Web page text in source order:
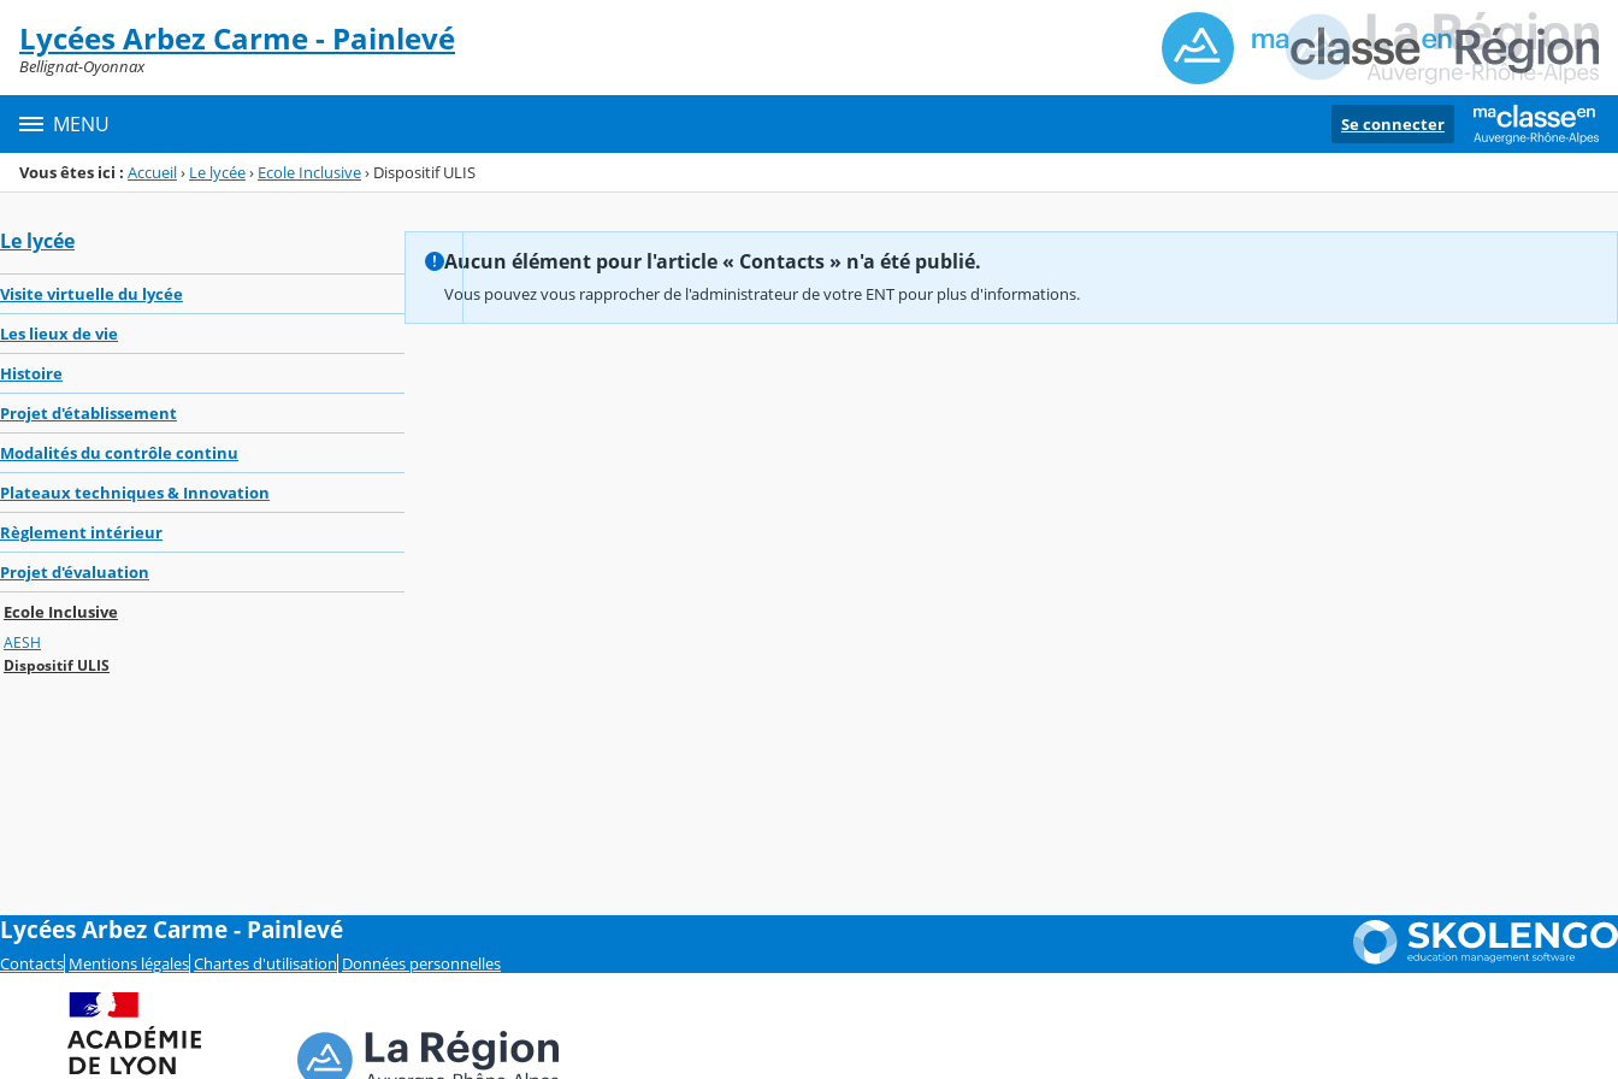
Menu de la rubrique
Contenu
Lycées Arbez Carme - Painlevé
Bellignat-Oyonnax
MENU Se connecter
Vous êtes ici : Accueil› Le lycée› Ecole Inclusive› Dispositif ULIS
Le lycée
Visite virtuelle du lycée
Les lieux de vie
Histoire
Projet d'établissement
Modalités du contrôle continu
Plateaux techniques & Innovation
Règlement intérieur
Projet d'évaluation
Ecole Inclusive
AESH
Dispositif ULIS
Aucun élément pour l'article « Contacts » n'a été publié.
Vous pouvez vous rapprocher de l'administrateur de votre ENT pour plus d'informations.
Lycées Arbez Carme - Painlevé
Contacts Mentions légales Chartes d'utilisation Données personnelles